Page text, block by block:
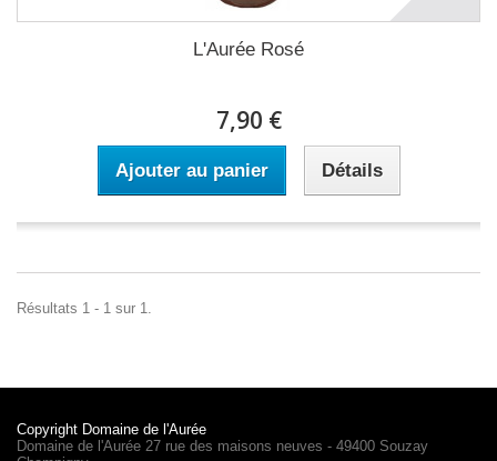
L'Aurée Rosé
7,90 €
Ajouter au panier Détails
Résultats 1 - 1 sur 1.
Copyright Domaine de l'Aurée
Domaine de l'Aurée 27 rue des maisons neuves - 49400 Souzay